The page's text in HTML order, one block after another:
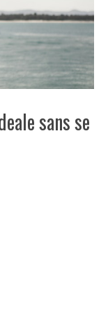
sans se